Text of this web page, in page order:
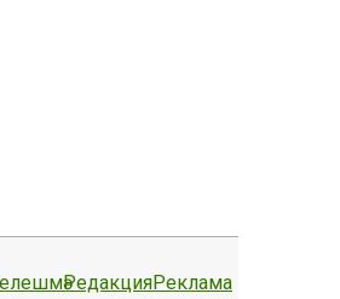
РедакцияРеклама